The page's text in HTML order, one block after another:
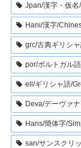
Jpan/漢字・仮
Hani/漢字/
grc/古典ギリシ
por/ポルトガル
ell/ギリシャ語/
Deva/デーヴァ
Hans/簡体字/
san/サンスクリ